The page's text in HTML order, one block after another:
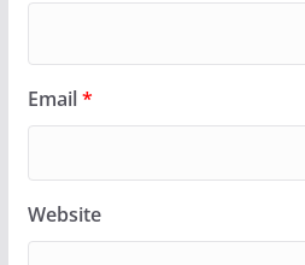
Email*
Website